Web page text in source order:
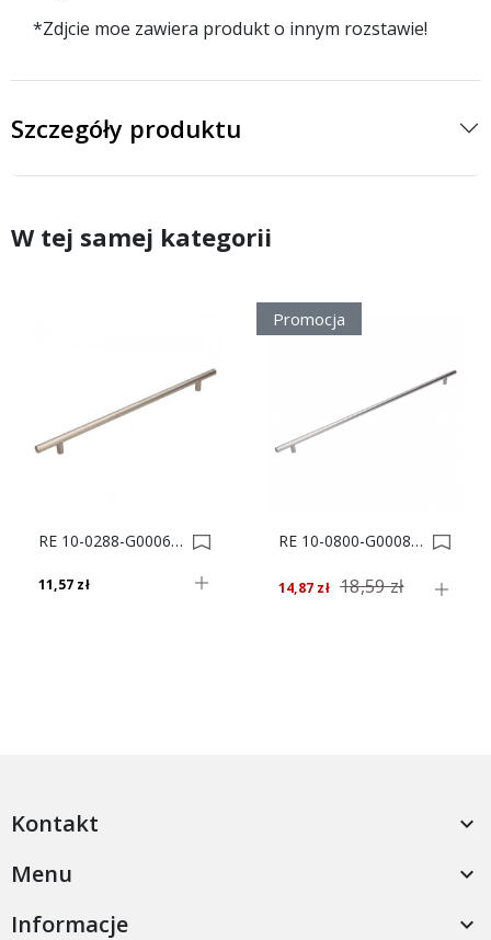
*Zdjcie moe zawiera produkt o innym rozstawie!
Szczegóły produktu
W tej samej kategorii
RE 10-0288-G0006-368 UCHWYT MEBLOWY *** 0000824
11,57 zł
Promocja
RE 10-0800-G0008-920 UCHWYT MEBLOWY *** 0003253
14,87 zł 18,59 zł
Kontakt 
Menu 
Informacje 